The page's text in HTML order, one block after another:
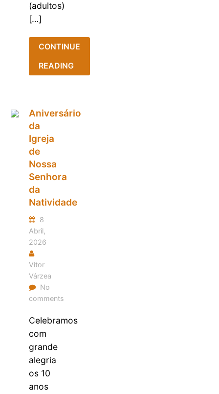
(adultos)
[…]
CONTINUE
READING
Aniversário
da
Igreja
de
Nossa
Senhora
da
Natividade
8
Abril,
2026
Vitor
Várzea
No
comments
Celebramos
com
grande
alegria
os 10
anos